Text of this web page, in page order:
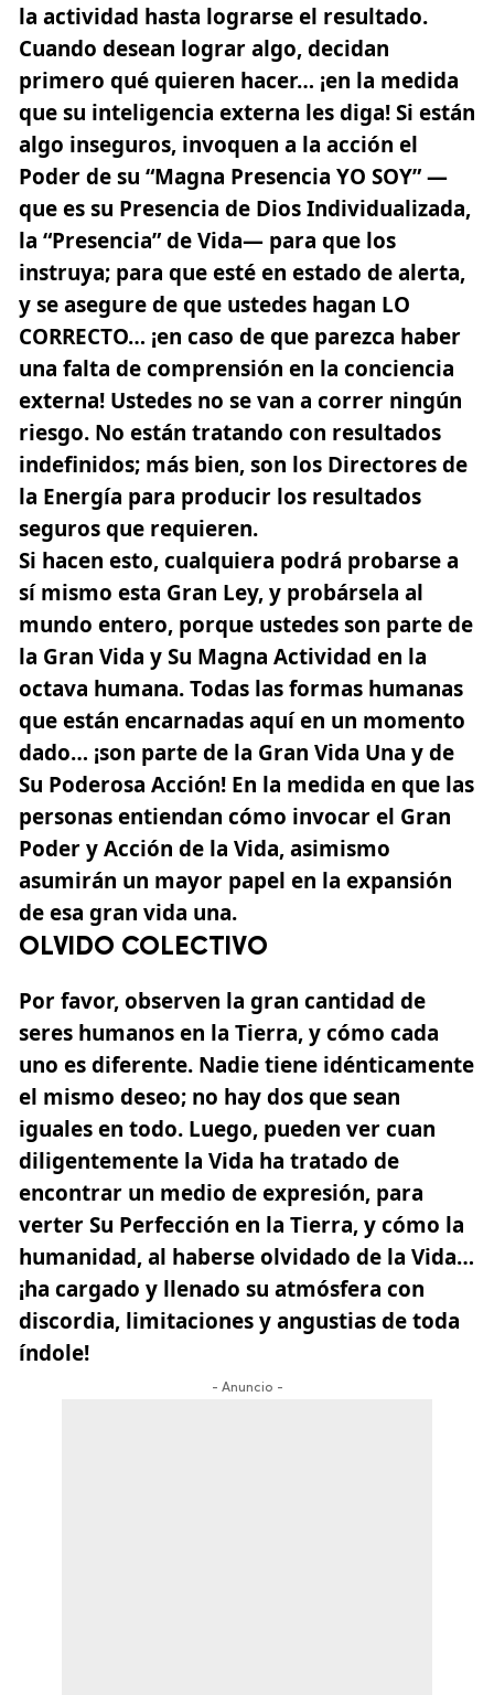
la actividad hasta lograrse el resultado.
Cuando desean lograr algo, decidan
primero qué quieren hacer… ¡en la medida
que su inteligencia externa les diga! Si están
algo inseguros, invoquen a la acción el
Poder de su “Magna Presencia YO SOY” —
que es su Presencia de Dios Individualizada,
la “Presencia” de Vida— para que los
instruya; para que esté en estado de alerta,
y se asegure de que ustedes hagan LO
CORRECTO… ¡en caso de que parezca haber
una falta de comprensión en la conciencia
externa! Ustedes no se van a correr ningún
riesgo. No están tratando con resultados
indefinidos; más bien, son los Directores de
la Energía para producir los resultados
seguros que requieren.
Si hacen esto, cualquiera podrá probarse a
sí mismo esta Gran Ley, y probársela al
mundo entero, porque ustedes son parte de
la Gran Vida y Su Magna Actividad en la
octava humana. Todas las formas humanas
que están encarnadas aquí en un momento
dado… ¡son parte de la Gran Vida Una y de
Su Poderosa Acción! En la medida en que las
personas entiendan cómo invocar el Gran
Poder y Acción de la Vida, asimismo
asumirán un mayor papel en la expansión
de esa gran vida una.
OLVIDO COLECTIVO
Por favor, observen la gran cantidad de
seres humanos en la Tierra, y cómo cada
uno es diferente. Nadie tiene idénticamente
el mismo deseo; no hay dos que sean
iguales en todo. Luego, pueden ver cuan
diligentemente la Vida ha tratado de
encontrar un medio de expresión, para
verter Su Perfección en la Tierra, y cómo la
humanidad, al haberse olvidado de la Vida…
¡ha cargado y llenado su atmósfera con
discordia, limitaciones y angustias de toda
índole!
- Anuncio -